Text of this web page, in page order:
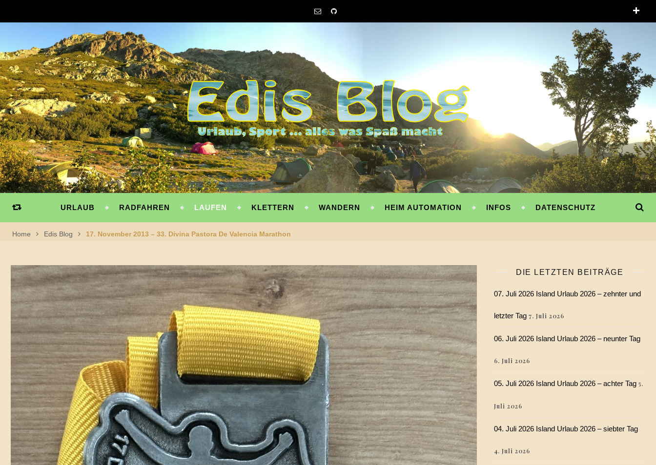
URLAUB RADFAHREN LAUFEN KLETTERN WANDERN HEIM AUTOMATION INFOS DATENSCHUTZ
Home Edis Blog 17. November 2013 – 33. Divina Pastora De Valencia Marathon
DIE LETZTEN BEITRÄGE
07. Juli 2026 Island Urlaub 2026 – zehnter und
letzter Tag 7. Juli 2026
06. Juli 2026 Island Urlaub 2026 – neunter Tag
6. Juli 2026
05. Juli 2026 Island Urlaub 2026 – achter Tag 5.
Juli 2026
04. Juli 2026 Island Urlaub 2026 – siebter Tag
4. Juli 2026